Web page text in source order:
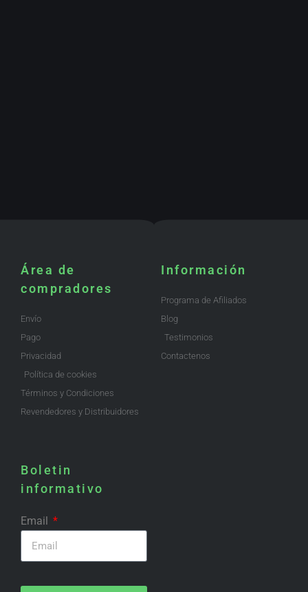
Área de
compradores
Envío
Pago
Privacidad
Política de cookies
Términos y Condiciones
Revendedores y Distribuidores
Información
Programa de Afiliados
Blog
Testimonios
Contactenos
Boletin
informativo
Email